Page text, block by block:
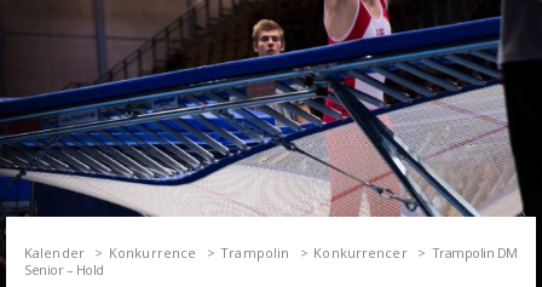
Kalender Konkurrence Trampolin Konkurrencer
Trampolin DM
Senior – Hold